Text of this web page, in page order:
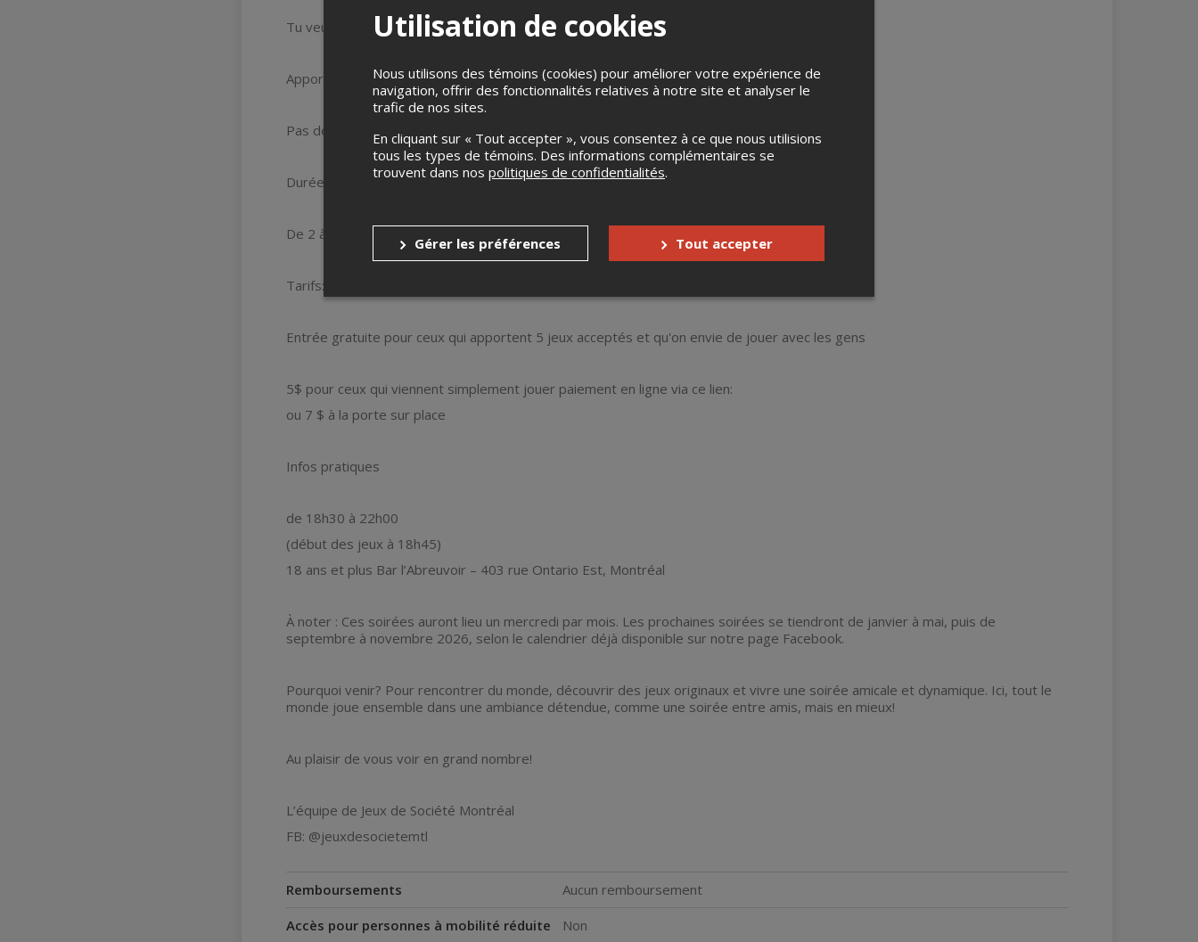
Tu veux apporter un jeu?
Apporte un ou plusieurs jeux respectant ces critères:
Pas de jeux de cartes, dominos ou trop basiques
Durée entre 15 et 60 minutes par partie
De 2 à 8 joueurs par jeu
Tarifs:
Entrée gratuite pour ceux qui apportent 5 jeux acceptés et qu'on envie de jouer avec les gens
5$ pour ceux qui viennent simplement jouer paiement en ligne via ce lien:
ou 7 $ à la porte sur place
Infos pratiques
de 18h30 à 22h00
(début des jeux à 18h45)
18 ans et plus Bar l’Abreuvoir – 403 rue Ontario Est, Montréal
À noter : Ces soirées auront lieu un mercredi par mois. Les prochaines soirées se tiendront de janvier à mai, puis de
septembre à novembre 2026, selon le calendrier déjà disponible sur notre page Facebook.
Pourquoi venir? Pour rencontrer du monde, découvrir des jeux originaux et vivre une soirée amicale et dynamique. Ici, tout le
monde joue ensemble dans une ambiance détendue, comme une soirée entre amis, mais en mieux!
Au plaisir de vous voir en grand nombre!
L’équipe de Jeux de Société Montréal
FB: @jeuxdesocietemtl
Remboursements
Aucun remboursement
Accès pour personnes à mobilité réduite
Non
Utilisation de cookies
Nous utilisons des témoins (cookies) pour améliorer votre expérience de
navigation, offrir des fonctionnalités relatives à notre site et analyser le
trafic de nos sites.
En cliquant sur « Tout accepter », vous consentez à ce que nous utilisions
tous les types de témoins. Des informations complémentaires se
trouvent dans nos politiques de confidentialités.
Gérer les préférences Tout accepter